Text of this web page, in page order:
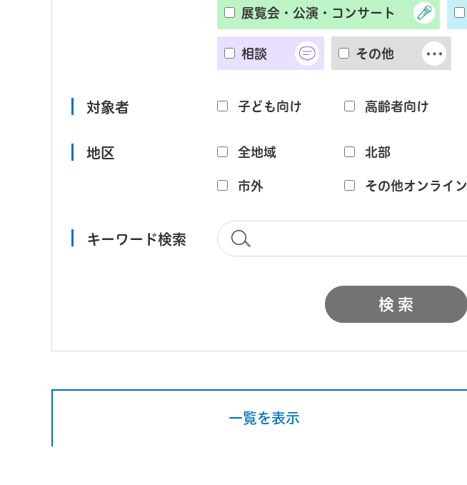
展覧会・公演・コンサート
相談 その他
対象者 子ども向け 高齢者向け
地区 全地域 北部
市外 その他オンライン
キーワード検索
一覧を表示